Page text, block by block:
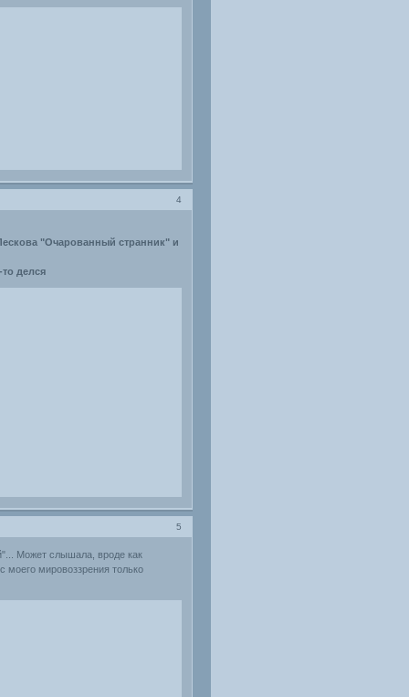
4
"Очарованный странник" и
делся
5
Может слышала, вроде как
моего мировоззрения только